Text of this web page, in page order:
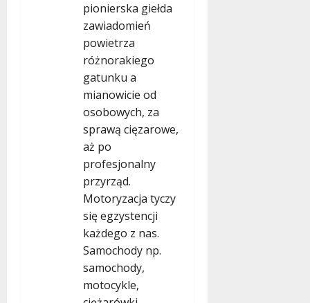
pionierska giełda
zawiadomień
powietrza
różnorakiego
gatunku a
mianowicie od
osobowych, za
sprawą cięzarowe,
aż po
profesjonalny
przyrząd.
Motoryzacja tyczy
się egzystencji
każdego z nas.
Samochody np.
samochody,
motocykle,